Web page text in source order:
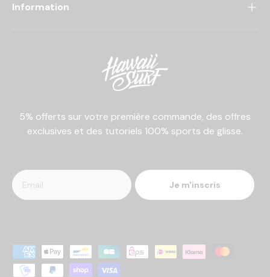
Information
5% offerts sur votre première commande, des offres
exclusives et des tutoriels 100% sports de glisse.
Je m'inscris
Moyens de paiement acceptés